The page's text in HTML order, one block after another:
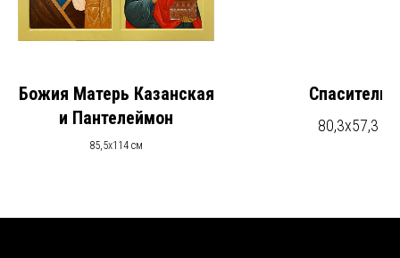
Божия Матерь Казанская
и Пантелеймон
85,5х114 см
Спаситель
80,3х57,3